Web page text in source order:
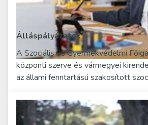
Álláspályázatok
A Szociális és Gyermekvédelmi
központi szerve és vármegyei
az állami fenntartású szakosított